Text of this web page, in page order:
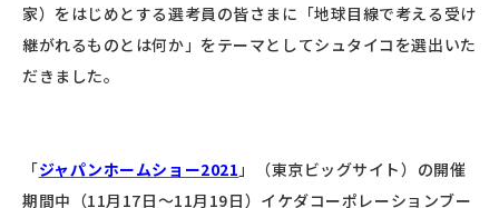
家）をはじめとする選考員の皆さまに「地球⽬線で考える受け
継がれるものとは何か」をテーマとしてシュタイコを選出いた
だきました。
「ジャパンホームショー2021 」（東京ビッグサイト）の開催
期間中（11月17日～11月19日）イケダコーポレーションブー